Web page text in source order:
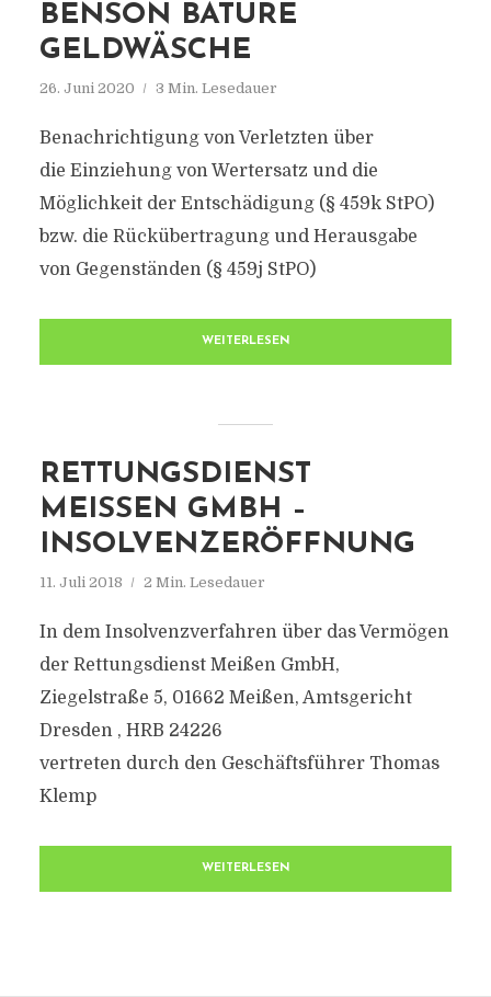
BENSON BATURE
GELDWÄSCHE
26. Juni 2020 3 Min. Lesedauer
Benachrichtigung von Verletzten über
die Einziehung von Wertersatz und die
Möglichkeit der Entschädigung (§ 459k StPO)
bzw. die Rückübertragung und Herausgabe
von Gegenständen (§ 459j StPO)
WEITERLESEN
RETTUNGSDIENST
MEISSEN GMBH – I
NSOLVENZERÖFFNUNG
11. Juli 2018 2 Min. Lesedauer
In dem Insolvenzverfahren über das Vermögen
der Rettungsdienst Meißen GmbH,
Ziegelstraße 5, 01662 Meißen, Amtsgericht
Dresden , HRB 24226
vertreten durch den Geschäftsführer Thomas
Klemp
WEITERLESEN